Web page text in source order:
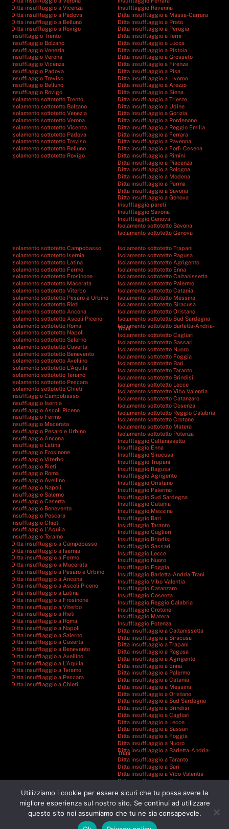
Ditta insufflaggio a Vicenza
Ditta insufflaggio a Padova
Ditta insufflaggio a Belluno
Ditta insufflaggio a Rovigo
Insufflaggio Trento
Insufflaggio Bolzano
Insufflaggio Venezia
Insufflaggio Verona
Insufflaggio Vicenza
Insufflaggio Padova
Insufflaggio Treviso
Insufflaggio Belluno
Insufflaggio Rovigo
Isolamento sottotetto Trento
Isolamento sottotetto Bolzano
Isolamento sottotetto Venezia
Isolamento sottotetto Verona
Isolamento sottotetto Vicenza
Isolamento sottotetto Padova
Isolamento sottotetto Treviso
Isolamento sottotetto Belluno
Isolamento sottotetto Rovigo
Insufflaggio Ravenna
Ditta insufflaggio a Massa-Carrara
Ditta insufflaggio a Prato
Ditta insufflaggio a Perugia
Ditta insufflaggio a Terni
Ditta insufflaggio a Lucca
Ditta insufflaggio a Pistoia
Ditta insufflaggio a Grosseto
Ditta insufflaggio a Firenze
Ditta insufflaggio a Pisa
Ditta insufflaggio a Livorno
Ditta insufflaggio a Arezzo
Ditta insufflaggio a Siena
Ditta insufflaggio a Trieste
Ditta insufflaggio a Udine
Ditta insufflaggio a Gorizia
Ditta insufflaggio a Pordenone
Ditta insufflaggio a Reggio Emilia
Ditta insufflaggio a Ferrara
Ditta insufflaggio a Ravenna
Ditta insufflaggio a Forlì-Cesena
Ditta insufflaggio a Rimini
Ditta insufflaggio a Piacenza
Ditta insufflaggio a Bologna
Ditta insufflaggio a Modena
Ditta insufflaggio a Parma
Ditta insufflaggio a Savona
Ditta insufflaggio a Genova
Insufflaggio pareti
Insufflaggio Savona
Insufflaggio Genova
Isolamento sottotetto Savona
Isolamento sottotetto Genova
Isolamento sottotetto Campobasso
Isolamento sottotetto Isernia
Isolamento sottotetto Latina
Isolamento sottotetto Fermo
Isolamento sottotetto Frosinone
Isolamento sottotetto Macerata
Isolamento sottotetto Viterbo
Isolamento sottotetto Pesaro e Urbino
Isolamento sottotetto Rieti
Isolamento sottotetto Ancona
Isolamento sottotetto Ascoli Piceno
Isolamento sottotetto Roma
Isolamento sottotetto Napoli
Isolamento sottotetto Salerno
Isolamento sottotetto Caserta
Isolamento sottotetto Benevento
Isolamento sottotetto Avellino
Isolamento sottotetto L’Aquila
Isolamento sottotetto Teramo
Isolamento sottotetto Pescara
Isolamento sottotetto Chieti
Insufflaggio Campobasso
Insufflaggio Isernia
Insufflaggio Ascoli Piceno
Insufflaggio Fermo
Insufflaggio Macerata
Insufflaggio Pesaro e Urbino
Insufflaggio Ancona
Insufflaggio Latina
Insufflaggio Frosinone
Insufflaggio Viterbo
Insufflaggio Rieti
Insufflaggio Roma
Insufflaggio Avellino
Insufflaggio Napoli
Insufflaggio Salerno
Insufflaggio Caserta
Insufflaggio Benevento
Insufflaggio Pescara
Insufflaggio Chieti
Insufflaggio L’Aquila
Insufflaggio Teramo
Ditta insufflaggio a Campobasso
Ditta insufflaggio a Isernia
Ditta insufflaggio a Fermo
Ditta insufflaggio a Macerata
Ditta insufflaggio a Pesaro e Urbino
Ditta insufflaggio a Ancona
Ditta insufflaggio a Ascoli Piceno
Ditta insufflaggio a Latina
Ditta insufflaggio a Frosinone
Ditta insufflaggio a Viterbo
Ditta insufflaggio a Rieti
Ditta insufflaggio a Roma
Ditta insufflaggio a Napoli
Ditta insufflaggio a Salerno
Ditta insufflaggio a Caserta
Ditta insufflaggio a Benevento
Ditta insufflaggio a Avellino
Ditta insufflaggio a L’Aquila
Ditta insufflaggio a Teramo
Ditta insufflaggio a Pescara
Ditta insufflaggio a Chieti
Isolamento sottotetto Trapani
Isolamento sottotetto Ragusa
Isolamento sottotetto Agrigento
Isolamento sottotetto Enna
Isolamento sottotetto Caltanissetta
Isolamento sottotetto Palermo
Isolamento sottotetto Catania
Isolamento sottotetto Messina
Isolamento sottotetto Siracusa
Isolamento sottotetto Oristano
Isolamento sottotetto Sud Sardegna
Isolamento sottotetto Barletta-Andria-
Trani
Isolamento sottotetto Cagliari
Isolamento sottotetto Sassari
Isolamento sottotetto Nuoro
Isolamento sottotetto Foggia
Isolamento sottotetto Bari
Isolamento sottotetto Taranto
Isolamento sottotetto Brindisi
Isolamento sottotetto Lecce
Isolamento sottotetto Vibo Valentia
Isolamento sottotetto Catanzaro
Isolamento sottotetto Cosenza
Isolamento sottotetto Reggio Calabria
Isolamento sottotetto Crotone
Isolamento sottotetto Matera
Isolamento sottotetto Potenza
Insufflaggio Caltanissetta
Insufflaggio Enna
Insufflaggio Siracusa
Insufflaggio Trapani
Insufflaggio Ragusa
Insufflaggio Agrigento
Insufflaggio Oristano
Insufflaggio Palermo
Insufflaggio Sud Sardegna
Insufflaggio Catania
Insufflaggio Messina
Insufflaggio Bari
Insufflaggio Taranto
Insufflaggio Cagliari
Insufflaggio Brindisi
Insufflaggio Sassari
Insufflaggio Lecce
Insufflaggio Nuoro
Insufflaggio Foggia
Insufflaggio Barletta-Andria-Trani
Insufflaggio Vibo Valentia
Insufflaggio Catanzaro
Insufflaggio Cosenza
Insufflaggio Reggio Calabria
Insufflaggio Crotone
Insufflaggio Matera
Insufflaggio Potenza
Ditta insufflaggio a Caltanissetta
Ditta insufflaggio a Siracusa
Ditta insufflaggio a Trapani
Ditta insufflaggio a Ragusa
Ditta insufflaggio a Agrigento
Ditta insufflaggio a Enna
Ditta insufflaggio a Palermo
Ditta insufflaggio a Catania
Ditta insufflaggio a Messina
Ditta insufflaggio a Oristano
Ditta insufflaggio a Sud Sardegna
Ditta insufflaggio a Brindisi
Ditta insufflaggio a Cagliari
Ditta insufflaggio a Lecce
Ditta insufflaggio a Sassari
Ditta insufflaggio a Foggia
Ditta insufflaggio a Nuoro
Ditta insufflaggio a Barletta-Andria-
Trani
Ditta insufflaggio a Taranto
Ditta insufflaggio a Bari
Ditta insufflaggio a Vibo Valentia
Ditta insufflaggio a Catanzaro
Ditta insufflaggio a Reggio Calabria
Ditta insufflaggio a Crotone
Ditta insufflaggio a Potenza
Utilizziamo i cookie per essere sicuri che tu possa avere la
migliore esperienza sul nostro sito. Se continui ad utilizzare
questo sito noi assumiamo che tu ne sia consapevole.